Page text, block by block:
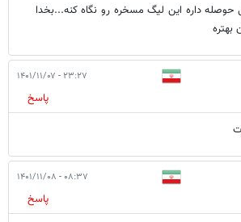
حوصله داره این لیگ مسخره رو نگاه کنه...بخدا
بهتره
۲۳:۲۷ - ۱۴۰۱/۱۱/۰۷
پاسخ
۰۸:۳۷ - ۱۴۰۱/۱۱/۰۸
پاسخ